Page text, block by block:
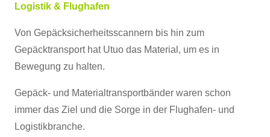
Logistik & Flughafen
Von Gepäcksicherheitsscannern bis hin zum
Gepäcktransport hat Utuo das Material, um es in
Bewegung zu halten.
Gepäck- und Materialtransportbänder waren schon
immer das Ziel und die Sorge in der Flughafen- und
Logistikbranche.